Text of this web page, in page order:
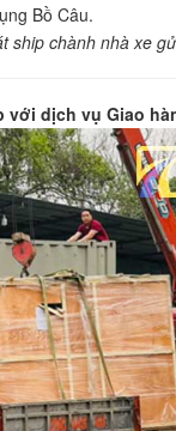
Bồ Câu.
ship chành nhà xe
dịch vụ Giao